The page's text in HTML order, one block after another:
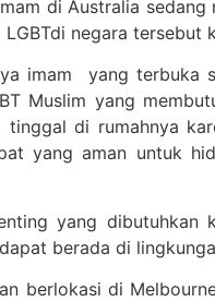
di Australia
negara tersebut
imam yang terbuka
Muslim yang
tinggal di rumahnya
yang aman untuk
yang dibutuhkan
berada di
berlokasi di